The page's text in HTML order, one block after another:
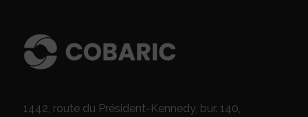
1442, route du Président-Kennedy, bur. 140,